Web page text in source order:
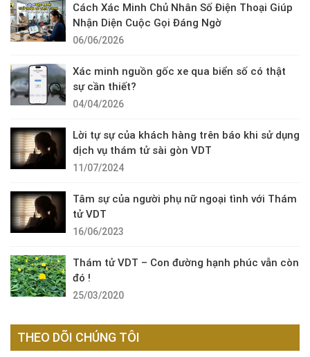
Cách Xác Minh Chủ Nhân Số Điện Thoại Giúp
Nhận Diện Cuộc Gọi Đáng Ngờ
06/06/2026
Xác minh nguồn gốc xe qua biển số có thật
sự cần thiết?
04/04/2026
Lời tự sự của khách hàng trên báo khi sử dụng
dịch vụ thám tử sài gòn VDT
11/07/2024
Tâm sự của người phụ nữ ngoại tình với Thám
tử VDT
16/06/2023
Thám tử VDT – Con đường hạnh phúc vẫn còn
đó !
25/03/2020
THEO DÕI CHÚNG TÔI